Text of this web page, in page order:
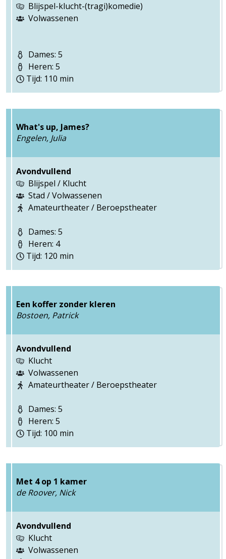
Blijspel-klucht-(tragi)komedie)
Volwassenen
Dames: 5
Heren: 5
Tijd: 110 min
What's up, James?
Engelen, Julia
Avondvullend
Blijspel / Klucht
Stad / Volwassenen
Amateurtheater / Beroepstheater
Dames: 5
Heren: 4
Tijd: 120 min
Een koffer zonder kleren
Bostoen, Patrick
Avondvullend
Klucht
Volwassenen
Amateurtheater / Beroepstheater
Dames: 5
Heren: 5
Tijd: 100 min
Met 4 op 1 kamer
de Roover, Nick
Avondvullend
Klucht
Volwassenen